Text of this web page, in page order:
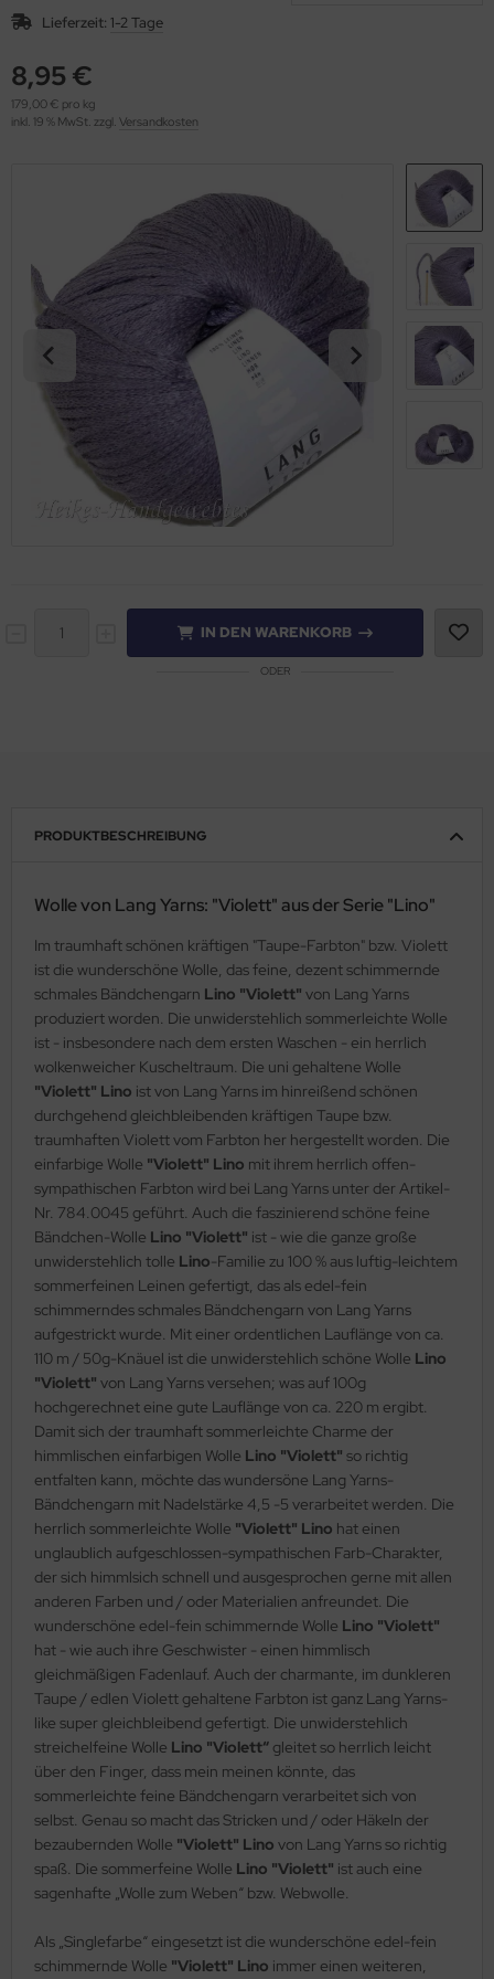
Lieferzeit: 1-2 Tage
8,95 €
179,00 € pro kg
inkl. 19 % MwSt. zzgl. Versandkosten
IN DEN WARENKORB
ODER
PRODUKTBESCHREIBUNG
Wolle von Lang Yarns: "Violett" aus der Serie "Lino"
Im traumhaft schönen kräftigen "Taupe-Farbton" bzw. Violett
ist die wunderschöne Wolle, das feine, dezent schimmernde
schmales Bändchengarn Lino "Violett" von Lang Yarns
produziert worden. Die unwiderstehlich sommerleichte Wolle
ist - insbesondere nach dem ersten Waschen - ein herrlich
wolkenweicher Kuscheltraum. Die uni gehaltene Wolle
"Violett" Lino ist von Lang Yarns im hinreißend schönen
durchgehend gleichbleibenden kräftigen Taupe bzw.
traumhaften Violett vom Farbton her hergestellt worden. Die
einfarbige Wolle "Violett" Lino mit ihrem herrlich offen-
sympathischen Farbton wird bei Lang Yarns unter der Artikel-
Nr. 784.0045 geführt. Auch die faszinierend schöne feine
Bändchen-Wolle Lino "Violett" ist - wie die ganze große
unwiderstehlich tolle Lino-Familie zu 100 % aus luftig-leichtem
sommerfeinen Leinen gefertigt, das als edel-fein
schimmerndes schmales Bändchengarn von Lang Yarns
aufgestrickt wurde. Mit einer ordentlichen Lauflänge von ca.
110 m / 50g-Knäuel ist die unwiderstehlich schöne Wolle Lino
"Violett" von Lang Yarns versehen; was auf 100g
hochgerechnet eine gute Lauflänge von ca. 220 m ergibt.
Damit sich der traumhaft sommerleichte Charme der
himmlischen einfarbigen Wolle Lino "Violett" so richtig
entfalten kann, möchte das wundersöne Lang Yarns-
Bändchengarn mit Nadelstärke 4,5 -5 verarbeitet werden. Die
herrlich sommerleichte Wolle "Violett" Lino hat einen
unglaublich aufgeschlossen-sympathischen Farb-Charakter,
der sich himmlsich schnell und ausgesprochen gerne mit allen
anderen Farben und / oder Materialien anfreundet. Die
wunderschöne edel-fein schimmernde Wolle Lino "Violett"
hat - wie auch ihre Geschwister - einen himmlisch
gleichmäßigen Fadenlauf. Auch der charmante, im dunkleren
Taupe / edlen Violett gehaltene Farbton ist ganz Lang Yarns-
like super gleichbleibend gefertigt. Die unwiderstehlich
streichelfeine Wolle Lino "Violett“ gleitet so herrlich leicht
über den Finger, dass mein meinen könnte, das
sommerleichte feine Bändchengarn verarbeitet sich von
selbst. Genau so macht das Stricken und / oder Häkeln der
bezaubernden Wolle "Violett" Lino von Lang Yarns so richtig
spaß. Die sommerfeine Wolle Lino "Violett" ist auch eine
sagenhafte „Wolle zum Weben“ bzw. Webwolle.
Als „Singlefarbe“ eingesetzt ist die wunderschöne edel-fein
schimmernde Wolle "Violett" Lino immer einen weiteren,
(276)